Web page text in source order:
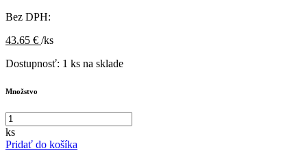
Bez DPH:
43.65 € /ks
Dostupnosť: 1 ks na sklade
Množstvo
ks
Pridať do košíka